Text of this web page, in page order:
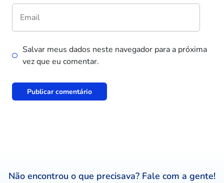
Salvar meus dados neste navegador para a próxima
vez que eu comentar.
Não encontrou o que precisava? Fale com a gente!